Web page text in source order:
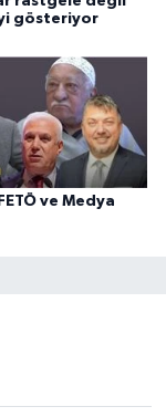
gösteriyor
ve Medya